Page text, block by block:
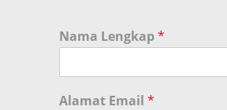
Nama Lengkap*
Alamat Email *